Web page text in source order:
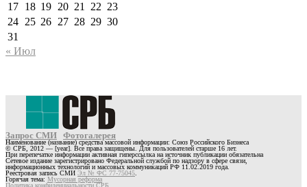
17 18 19 20 21 22 23
24 25 26 27 28 29 30
31
« Июл
Запрос СМИ Фотогалерея
Наименование (название) средства массовой информации: Союз Российского Бизнеса
© СРБ, 2012 — [year]. Все права защищены. Для пользователей старше 16 лет.
При перепечатке информации активная гиперссылка на источник публикации обязательна
Сетевое издание зарегистрировано Федеральной службой по надзору в сфере связи,
информационных технологий и массовых коммуникаций РФ 11.02.2019 года.
Реестровая запись СМИ Эл № ФС 77-75045
Горячая тема: Мусорная реформа
Политика конфиденциальности СРБ